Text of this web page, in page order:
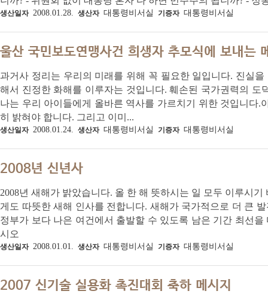
생산일자 2008.01.28. 생산자 대통령비서실 기증자 대통령비서실
울산 국민보도연맹사건 희생자 추모식에 보내는
과거사 정리는 우리의 미래를 위해 꼭 필요한 일입니다. 진실
해서 진정한 화해를 이루자는 것입니다. 훼손된 국가권력의 도
나는 우리 아이들에게 올바른 역사를 가르치기 위한 것입니다
히 밝혀야 합니다. 그리고 이미...
생산일자 2008.01.24. 생산자 대통령비서실 기증자 대통령비서실
2008년 신년사
2008년 새해가 밝았습니다. 올 한 해 뜻하시는 일 모두 이루시
게도 따뜻한 새해 인사를 전합니다. 새해가 국가적으로 더 큰
정부가 보다 나은 여건에서 출발할 수 있도록 남은 기간 최선
시오
생산일자 2008.01.01. 생산자 대통령비서실 기증자 대통령비서실
2007 신기술 실용화 촉진대회 축하 메시지